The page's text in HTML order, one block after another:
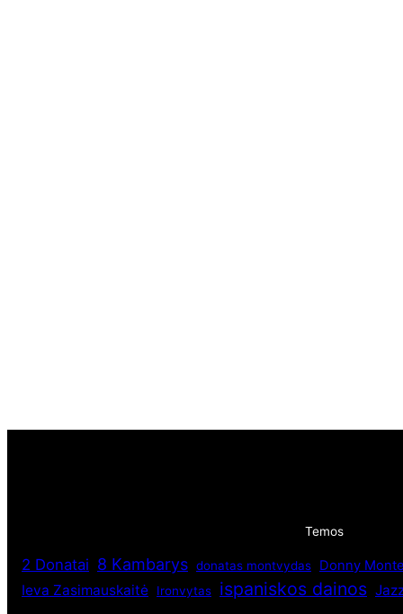
Temos
2 Donatai 8 Kambarys donatas montvydas Donny
Ieva Zasimauskaitė Ironvytas ispaniskos dainos